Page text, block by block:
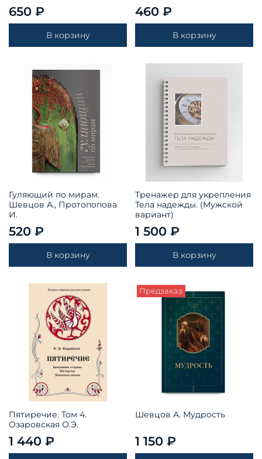
650 ₽
В корзину
460 ₽
В корзину
Гуляющий по мирам.
Шевцов А., Протопопова
И.
520 ₽
В корзину
Тренажер для укрепления
Тела надежды. (Мужской
вариант)
1 500 ₽
В корзину
Пятиречие. Том 4.
Озаровская О.Э.
1 440 ₽
Предзаказ
Шевцов А. Мудрость
1 150 ₽